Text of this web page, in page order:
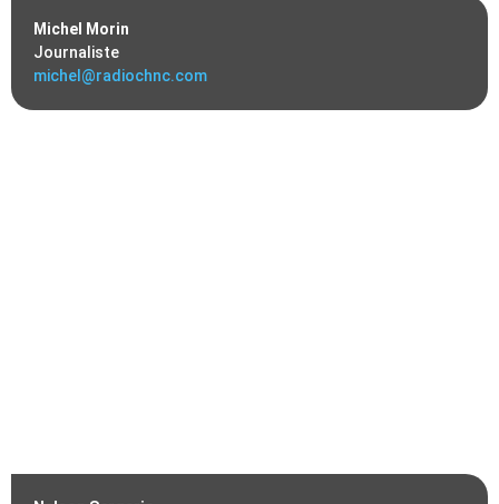
Michel Morin
Journaliste
michel@radiochnc.com